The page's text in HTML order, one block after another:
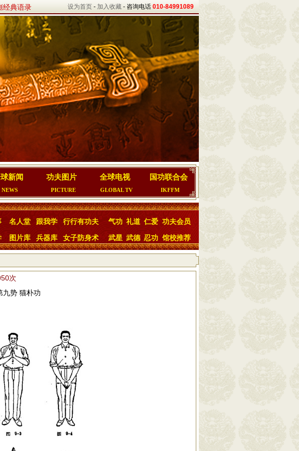
经典语录 设为首页 - 加入收藏 - 咨询电话 010-84991089
新闻
NEWS
功夫图片
PICTURE
全球电视
GLOBAL TV
国功联合会
IKFFM
名人堂 跟我学 行行有功夫 气功 礼道 仁爱 功夫会员
图片库 兵器库 女子防身术 武星 武德 忍功 馆校推荐
次
九势 猫朴功